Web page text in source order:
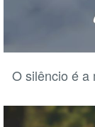
O silêncio é a